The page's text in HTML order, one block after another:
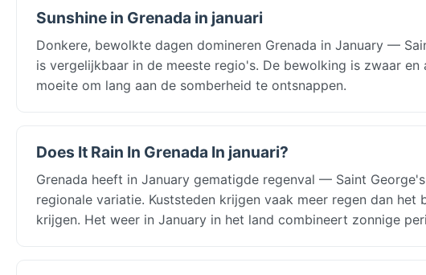
Sunshine in Grenada in januari
Donkere, bewolkte dagen domineren Grenada in January —
is vergelijkbaar in de meeste regio's. De bewolking is zwaar
moeite om lang aan de somberheid te ontsnappen.
Does It Rain In Grenada In januari?
Grenada heeft in January gematigde regenval — Saint
regionale variatie. Kuststeden krijgen vaak meer regen dan
krijgen. Het weer in January in het land combineert zonnige